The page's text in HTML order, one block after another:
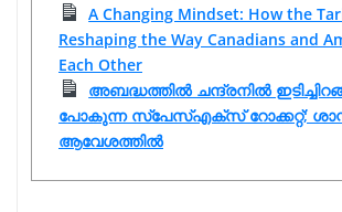
A Changing Mindset: How the
Reshaping the Way Canadians and
Each Other
അബദ്ധത്തിൽ ചന്ദ്രനിൽ
പോകുന്ന സ്പേസ്‌എക്‌സ് റോക്കറ്റ്;
ആവേശത്തിൽ